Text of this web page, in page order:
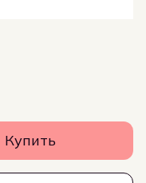
Купить